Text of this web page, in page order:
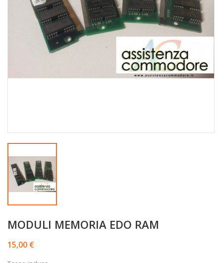
MODULI MEMORIA EDO RAM
15,00 €